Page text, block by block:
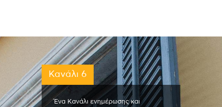
Κανάλι 6
Ένα Κανάλι ενημέρωσης και